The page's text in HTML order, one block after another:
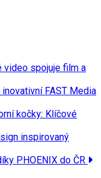
video spojuje film a
FAST Media
kočky: Klíčové
inspirovaný
PHOENIX do ČR